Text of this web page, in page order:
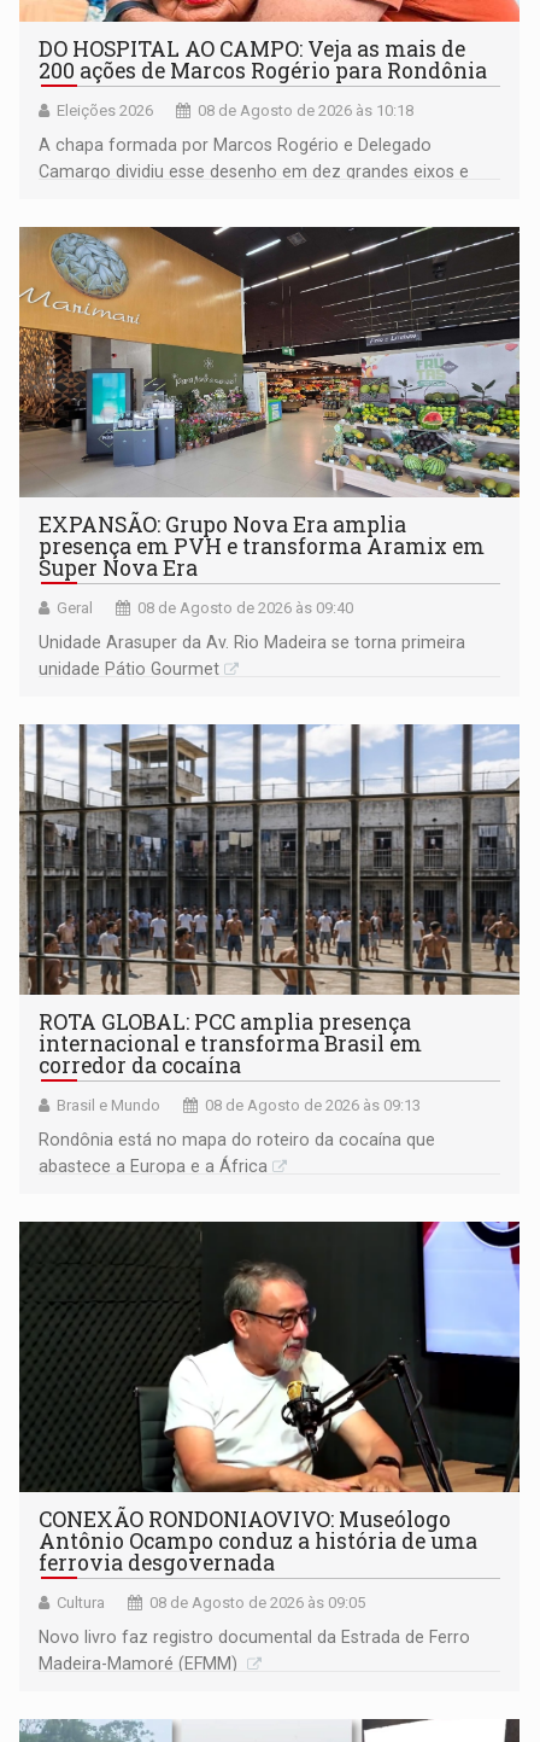
DO HOSPITAL AO CAMPO: Veja as mais de
200 ações de Marcos Rogério para Rondônia
Eleições 2026 08 de Agosto de 2026 às 10:18
A chapa formada por Marcos Rogério e Delegado
Camargo dividiu esse desenho em dez grandes eixos e
EXPANSÃO: Grupo Nova Era amplia
presença em PVH e transforma Aramix em
Super Nova Era
Geral 08 de Agosto de 2026 às 09:40
Unidade Arasuper da Av. Rio Madeira se torna primeira
unidade Pátio Gourmet
ROTA GLOBAL: PCC amplia presença
internacional e transforma Brasil em
corredor da cocaína
Brasil e Mundo 08 de Agosto de 2026 às 09:13
Rondônia está no mapa do roteiro da cocaína que
abastece a Europa e a África
CONEXÃO RONDONIAOVIVO: Museólogo
Antônio Ocampo conduz a história de uma
ferrovia desgovernada
Cultura 08 de Agosto de 2026 às 09:05
Novo livro faz registro documental da Estrada de Ferro
Madeira-Mamoré (EFMM)